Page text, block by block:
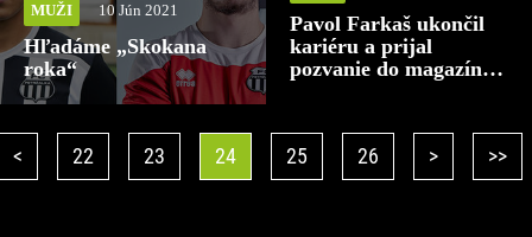
MUŽI 10 Jún 2021
Hľadáme „Skokana
roka“
Pavol Farkaš ukončil
kariéru a prijal
pozvanie do magazínu
< 22 23 24 25 26 > >>